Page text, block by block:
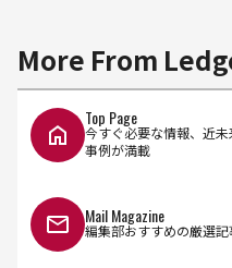
More From
Top Page
今すぐ必要な情報、近
事例が満載
Mail Magazine
編集部おすすめの厳選